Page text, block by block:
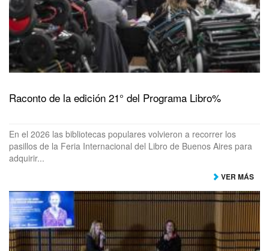
Raconto de la edición 21° del Programa Libro%
En el 2026 las bibliotecas populares volvieron a recorrer los
pasillos de la Feria Internacional del Libro de Buenos Aires para
adquirir...
VER MÁS